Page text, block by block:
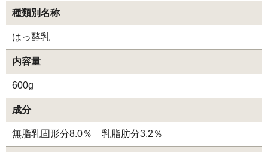
ショッピングガイド
よくある質問
特定商取引法に基づく表記
種類別名称
はっ酵乳
内容量
600g
成分
無脂乳固形分8.0％ 乳脂肪分3.2％